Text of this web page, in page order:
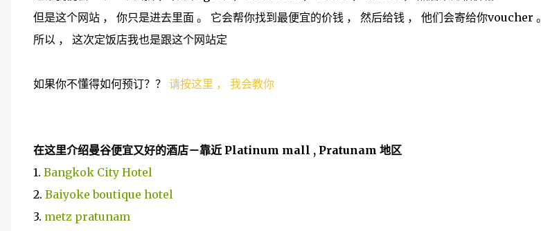
但是这个网站 ， 你只是进去里面 。 它会帮你找到最便宜的价钱 ， 然后给钱 ， 他们会寄给你voucher 。
所以 ， 这次定饭店我也是跟这个网站定
如果你不懂得如何预订？？ 请按这里 ， 我会教你
在这里介绍曼谷便宜又好的酒店－靠近 Platinum mall , Pratunam 地区
1. Bangkok City Hotel
2. Baiyoke boutique hotel
3. metz pratunam